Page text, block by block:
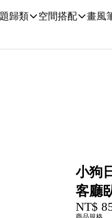
歸類 空間搭配 畫風
小狗
客廳
NT$